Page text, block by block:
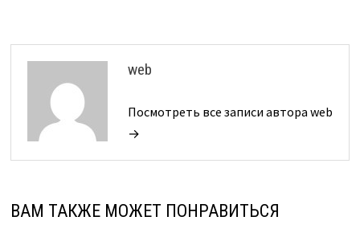
web
Посмотреть все записи автора web
→
ВАМ ТАКЖЕ МОЖЕТ ПОНРАВИТЬСЯ